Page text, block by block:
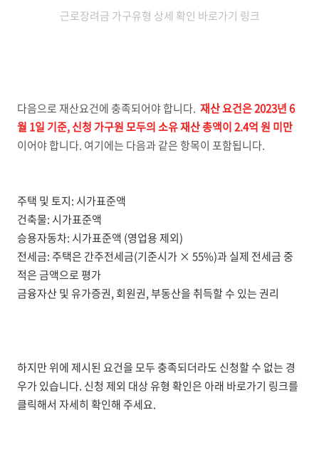
근로장려금 가구유형 상세 확인 바로가기 링크
다음으로 재산요건에 충족되어야 합니다. 재산 요건은 2023년 6
월 1일 기준, 신청 가구원 모두의 소유 재산 총액이 2.4억 원 미만
이어야 합니다. 여기에는 다음과 같은 항목이 포함됩니다.
주택 및 토지: 시가표준액
건축물: 시가표준액
승용자동차: 시가표준액 (영업용 제외)
전세금: 주택은 간주전세금(기준시가 × 55%)과 실제 전세금 중
적은 금액으로 평가
금융자산 및 유가증권, 회원권, 부동산을 취득할 수 있는 권리
하지만 위에 제시된 요건을 모두 충족되더라도 신청할 수 없는 경
우가 있습니다. 신청 제외 대상 유형 확인은 아래 바로가기 링크를
클릭해서 자세히 확인해 주세요.